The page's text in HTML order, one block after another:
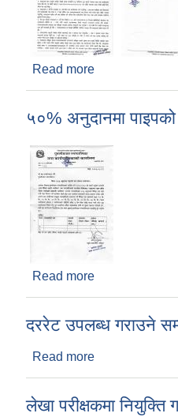
Read more
५०% अनुदानमा
Read more
दररेट उपलब्ध गराउने
Read more
लेखा परीक्षकमा नियुक्ति